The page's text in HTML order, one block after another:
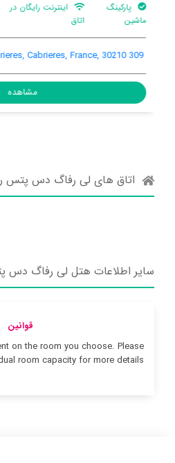
بالکن باغ استخر
-, Cabrieres, Cabrieres, France, 0
اتاق های لی رفاگ دس پتس
سایر اطلاعات هتل لی رفاگ
قوانین
on the room you choose. Please
room capacity for more details.